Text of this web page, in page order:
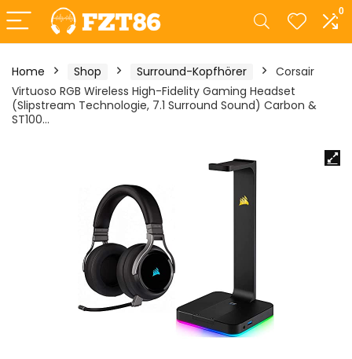
0
Home Shop Surround-Kopfhörer
Corsair
Virtuoso RGB Wireless High-Fidelity Gaming Headset
(Slipstream Technologie, 7.1 Surround Sound) Carbon &
ST100…